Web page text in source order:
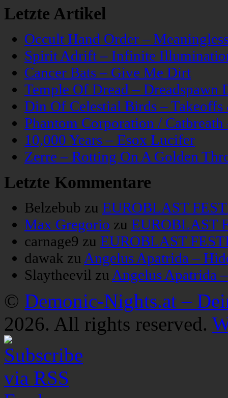
Letzte Artikel
Occult Hand Order –
Spirit Adrift – Infinite
Cancer Bats – Give Me Dirt
Temple Of Dread – Dreadspawn
Din Of Celestial Birds –
Phantom Corporation /
10,000 Years – Esox Lucifer
Zerre – Rotting On A Golden
Letzte Kommentare
Belzebub zu EUROBLAST
Max Gregorio zu EUROBLAST
carnage9 zu EUROBLAST
dawak zuAngelus Apatrida –
Slaytheevil zuAngelus Apatrida
© Demonic-Nights.at –
2026. All rights reserved.